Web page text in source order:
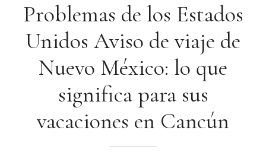
Problemas de los Estados
Unidos Aviso de viaje de
Nuevo México: lo que
significa para sus
vacaciones en Cancún